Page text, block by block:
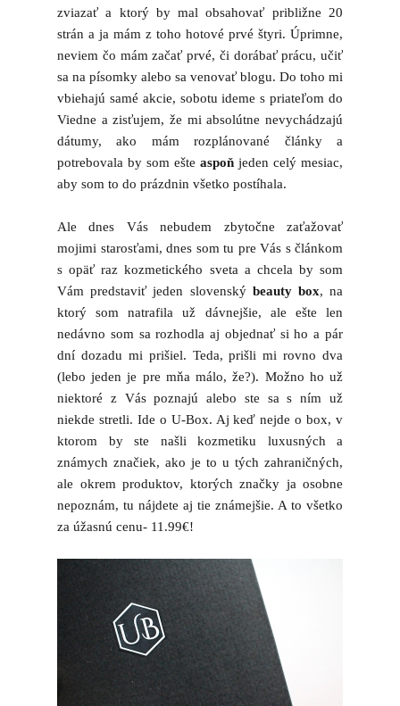
zviazať a ktorý by mal obsahovať približne 20
strán a ja mám z toho hotové prvé štyri. Úprimne,
neviem čo mám začať prvé, či dorábať prácu, učiť
sa na písomky alebo sa venovať blogu. Do toho mi
vbiehajú samé akcie, sobotu ideme s priateľom do
Viedne a zisťujem, že mi absolútne nevychádzajú
dátumy, ako mám rozplánované články a
potrebovala by som ešte aspoň jeden celý mesiac,
aby som to do prázdnin všetko postíhala.
Ale dnes Vás nebudem zbytočne zaťažovať
mojimi starosťami, dnes som tu pre Vás s článkom
s opäť raz kozmetického sveta a chcela by som
Vám predstaviť jeden slovenský beauty box, na
ktorý som natrafila už dávnejšie, ale ešte len
nedávno som sa rozhodla aj objednať si ho a pár
dní dozadu mi prišiel. Teda, prišli mi rovno dva
(lebo jeden je pre mňa málo, že?). Možno ho už
niektoré z Vás poznajú alebo ste sa s ním už
niekde stretli. Ide o U-Box. Aj keď nejde o box, v
ktorom by ste našli kozmetiku luxusných a
známych značiek, ako je to u tých zahraničných,
ale okrem produktov, ktorých značky ja osobne
nepoznám, tu nájdete aj tie známejšie. A to všetko
za úžasnú cenu- 11.99€!